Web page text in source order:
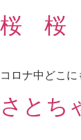
桜
コロナ中どこ
さとち